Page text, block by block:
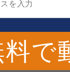
料で